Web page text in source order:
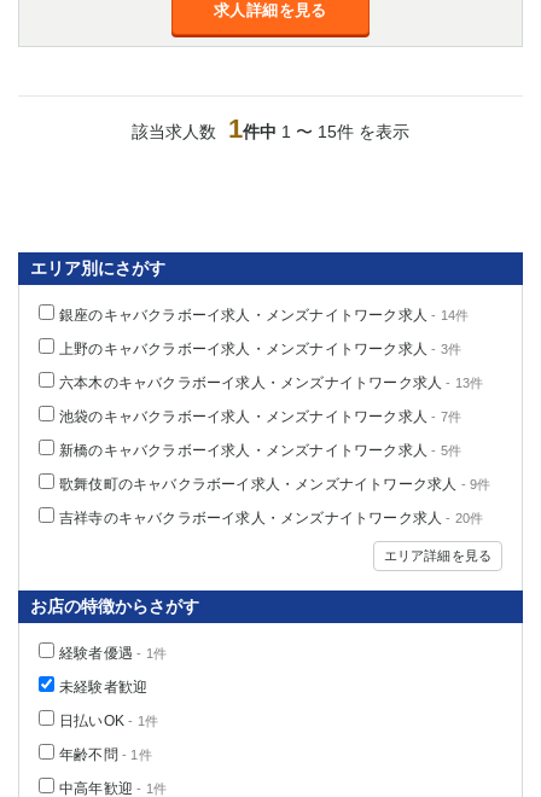
求人詳細を見る
該当求人数 1件中 1 〜 15件 を表示
エリア別にさがす
銀座のキャバクラボーイ求人・メンズナイトワーク求人 - 14件
上野のキャバクラボーイ求人・メンズナイトワーク求人 - 3件
六本木のキャバクラボーイ求人・メンズナイトワーク求人 - 13件
池袋のキャバクラボーイ求人・メンズナイトワーク求人 - 7件
新橋のキャバクラボーイ求人・メンズナイトワーク求人 - 5件
歌舞伎町のキャバクラボーイ求人・メンズナイトワーク求人 - 9件
吉祥寺のキャバクラボーイ求人・メンズナイトワーク求人 - 20件
エリア詳細を見る
お店の特徴からさがす
経験者優遇 - 1件
未経験者歓迎
日払いOK - 1件
年齢不問 - 1件
中高年歓迎 - 1件
新横浜
関内・馬車道・日ノ出町 武蔵新城
元住吉
茅ヶ崎
戸塚
たまプラーザ
大船
相模原
厚木
横須賀
埼玉県
所沢
熊谷
獨協大学前＜草加松原＞ 北浦和（西口）
春日部
蕨
船橋